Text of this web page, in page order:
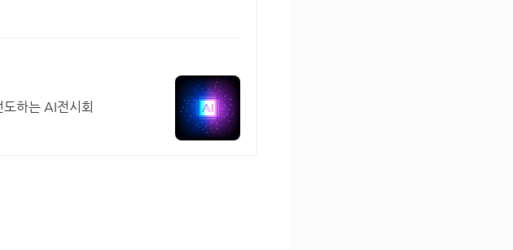
하는 AI전시회